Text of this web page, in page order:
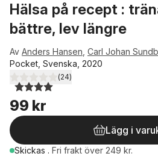
Hälsa på recept :
bättre, lev längre
Av Anders Hansen Carl Johan
Pocket, Svenska, 2020
4,0utav 5 stjärnor. Totalt antal röster:
(24)
99 kr
Lägg i
Skickas . Fri frakt över 249 kr.